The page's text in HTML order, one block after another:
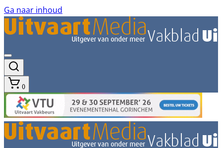
Ga naar inhoud
0